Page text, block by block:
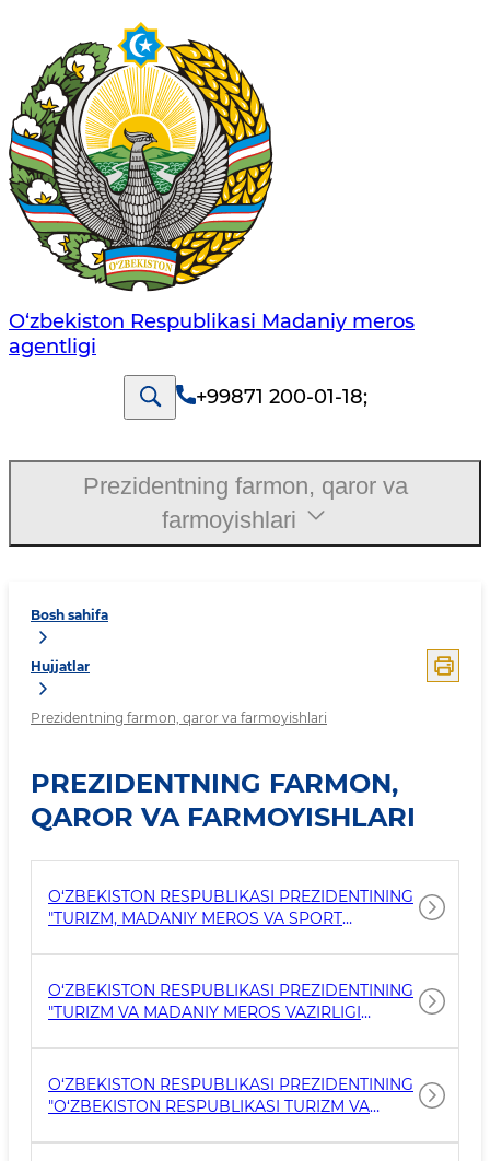
O‘zbekiston Respublikasi Madaniy meros
agentligi
+99871 200-01-18;
Bosh sahifa
Hujjatlar
Prezidentning farmon, qaror va farmoyishlari
PREZIDENTNING FARMON,
QAROR VA FARMOYISHLARI
O‘ZBEKISTON RESPUBLIKASI PREZIDENTINING
"TURIZM, MADANIY MEROS VA SPORT
TAKOMILLASHTIRISHGA DOIR TASHKILIY
CHORA-TADBIRLAR TO‘G‘RISIDA" GI FARMONI
O‘ZBEKISTON RESPUBLIKASI PREZIDENTINING
"TURIZM VA MADANIY MEROS VAZIRLIGI
QARORI
O‘ZBEKISTON RESPUBLIKASI PREZIDENTINING
"O‘ZBEKISTON RESPUBLIKASI TURIZM VA
MEROS AGENTLIGI FAOLIYATINI TASHKIL ETISH
Prezidentning farmon, qaror va
farmoyishlari